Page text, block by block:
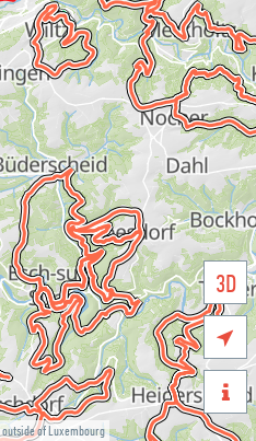
of Luxembourg
3D

